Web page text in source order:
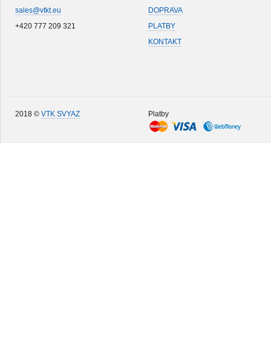
sales@vtkt.eu
+420 777 209 321
DOPRAVA
PLATBY
KONTAKT
2018 © VTK SVYAZ Platby